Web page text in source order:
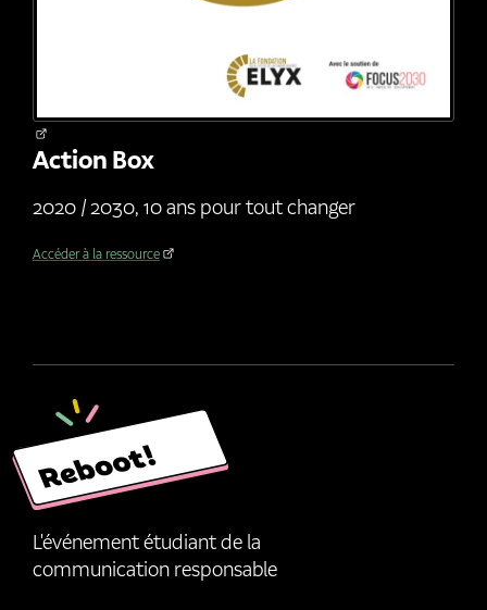
Action Box
2020 / 2030, 10 ans pour tout changer
Accéder à la ressource
L'événement étudiant de la
communication responsable